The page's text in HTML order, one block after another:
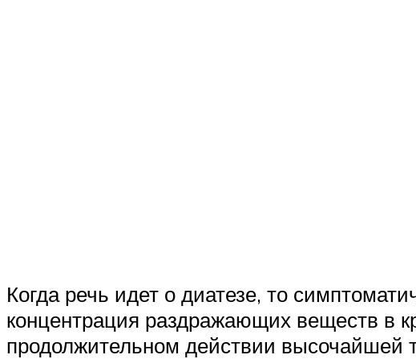
Когда речь идет о диатезе, то
концентрация раздражающих веществ в
продолжительном действии высочайшей